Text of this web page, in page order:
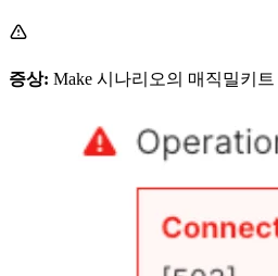
증상: Make 시나리오의 매직밀키트